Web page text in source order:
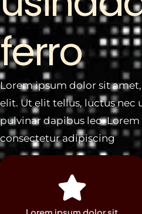
ferro
Lorem ipsum dolor sit
elit. Ut elit tellus, luctus nec
pulvinar dapibus leo.
consectetur adipiscing